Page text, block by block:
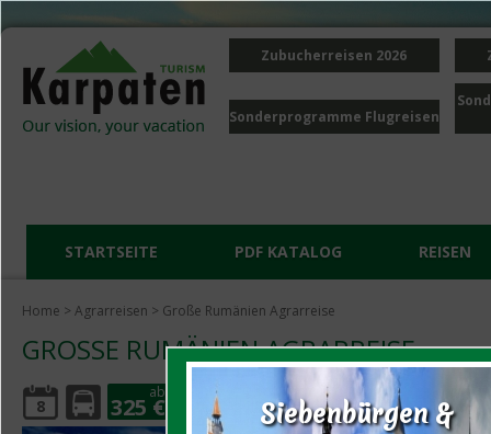
Siebenbürgen &
Zubucherreisen 2026
Sonderprogramme Flugreisen
STARTSEITE PDF KATALOG REISEN
Home > Agrarreisen > Große Rumänien Agrarreise
GROSSE RUMÄNIEN AGRARREISE
8
ab
325 €